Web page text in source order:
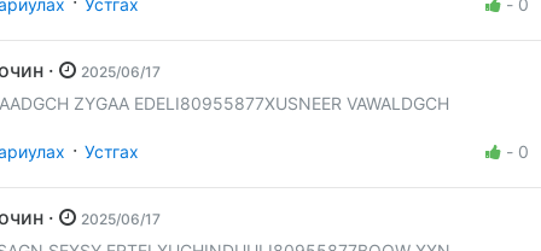
Зочин · 2025/06/17
ZYGAA EDELI80955877XUSNEER VAWALDGCH
· Устгах - 0
Зочин · 2025/06/17